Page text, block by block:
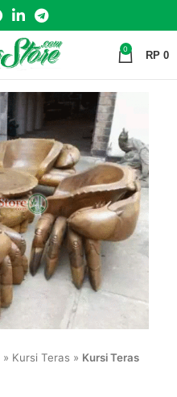
0 RP 0
» Kursi Teras » Kursi Teras